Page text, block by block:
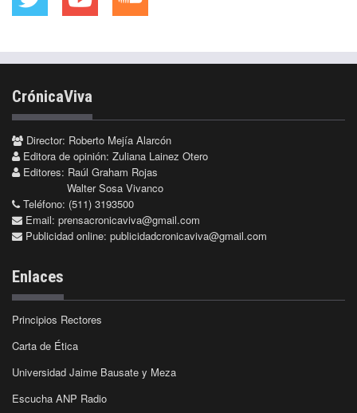
CrónicaViva
Director: Roberto Mejía Alarcón
Editora de opinión: Zuliana Lainez Otero
Editores: Raúl Graham Rojas
Walter Sosa Vivanco
Teléfono: (511) 3193500
Email: prensacronicaviva@gmail.com
Publicidad online: publicidadcronicaviva@gmail.com
Enlaces
Principios Rectores
Carta de Ética
Universidad Jaime Bausate y Meza
Escucha ANP Radio